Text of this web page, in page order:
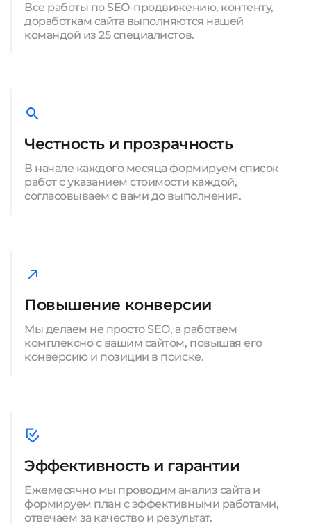
Все работы по SEO-продвижению, контенту,
доработкам сайта выполняются нашей
командой из 25 специалистов.
Честность и прозрачность
В начале каждого месяца формируем список
работ с указанием стоимости каждой,
согласовываем с вами до выполнения.
Повышение конверсии
Мы делаем не просто SEO, а работаем
комплексно с вашим сайтом, повышая его
конверсию и позиции в поиске.
Эффективность и гарантии
Ежемесячно мы проводим анализ сайта и
формируем план с эффективными работами,
отвечаем за качество и результат.